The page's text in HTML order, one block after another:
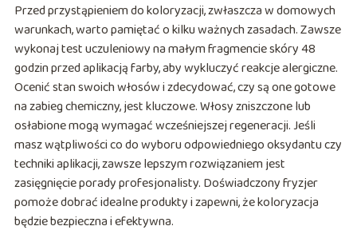
Przed przystąpieniem do koloryzacji, zwłaszcza w domowych
warunkach, warto pamiętać o kilku ważnych zasadach. Zawsze
wykonaj test uczuleniowy na małym fragmencie skóry 48
godzin przed aplikacją farby, aby wykluczyć reakcje alergiczne.
Ocenić stan swoich włosów i zdecydować, czy są one gotowe
na zabieg chemiczny, jest kluczowe. Włosy zniszczone lub
osłabione mogą wymagać wcześniejszej regeneracji. Jeśli
masz wątpliwości co do wyboru odpowiedniego oksydantu czy
techniki aplikacji, zawsze lepszym rozwiązaniem jest
zasięgnięcie porady profesjonalisty. Doświadczony fryzjer
pomoże dobrać idealne produkty i zapewni, że koloryzacja
będzie bezpieczna i efektywna.